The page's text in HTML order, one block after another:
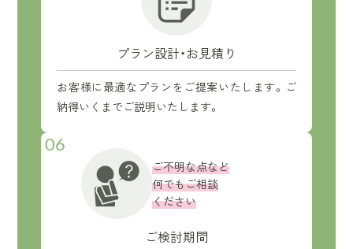
プラン設計・お見積り
お客様に最適なプランをご提案いたします。ご
納得いくまでご説明いたします。
06
ご不明な点など
何でもご相談
ください
ご検討期間